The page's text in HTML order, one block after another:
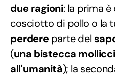
due ragioni: la prima è
cosciotto di pollo o la
perdereparte del
(una bistecca
all'umanità); la